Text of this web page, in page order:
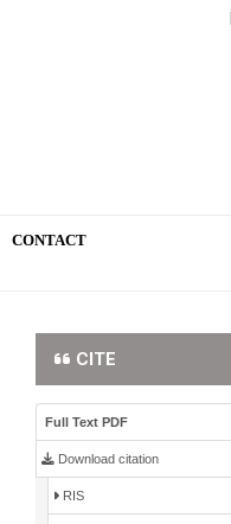
CONTACT
CITE
Full Text PDF
Download citation
RIS